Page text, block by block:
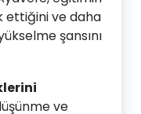
ettiğini ve daha
şansını
ve